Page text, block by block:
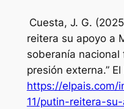
Cuesta, J. G.
reitera su apoyo a
soberanía
presión externa.” El
https://elpais.com/
11/putin-reitera-